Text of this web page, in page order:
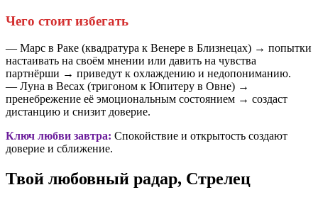
Чего стоит избегать
— Марс в Раке (квадратура к Венере в Близнецах) → попытки
настаивать на своём мнении или давить на чувства
партнёрши → приведут к охлаждению и недопониманию.
— Луна в Весах (тригоном к Юпитеру в Овне) →
пренебрежение её эмоциональным состоянием → создаст
дистанцию и снизит доверие.
Ключ любви завтра: Спокойствие и открытость создают
доверие и сближение.
Твой любовный радар, Стрелец